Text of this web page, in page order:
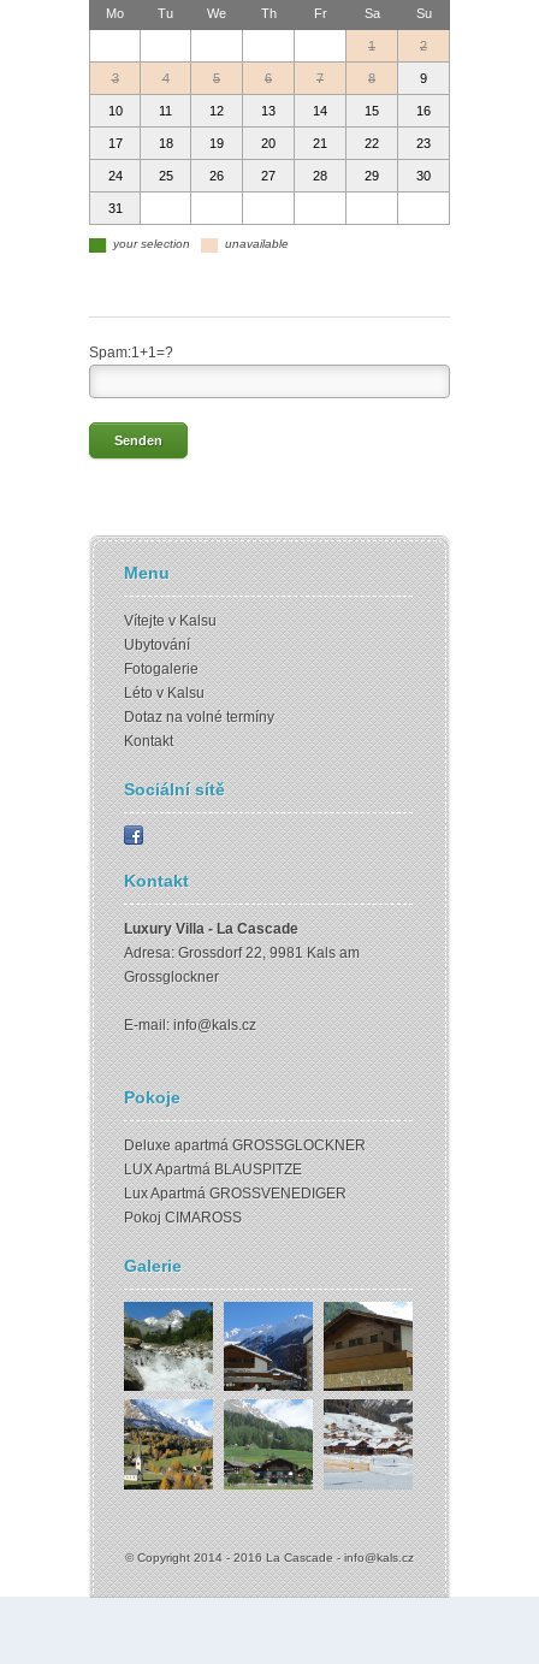
Mo Tu We Th Fr Sa Su
1 2
3 4 5 6 7 8 9
10 11 12 13 14 15 16
17 18 19 20 21 22 23
24 25 26 27 28 29 30
31
▄ your selection ▄ unavailable
Spam:1+1=?
Menu
Vítejte v Kalsu
Ubytování
Fotogalerie
Léto v Kalsu
Dotaz na volné termíny
Kontakt
Sociální sítě
Kontakt
Luxury Villa - La Cascade
Adresa: Grossdorf 22, 9981 Kals am
Grossglockner
E-mail:info@kals.cz
Pokoje
Deluxe apartmá GROSSGLOCKNER
LUX Apartmá BLAUSPITZE
Lux Apartmá GROSSVENEDIGER
Pokoj CIMAROSS
Galerie
© Copyright 2014 - 2016 La Cascade -info@kals.cz